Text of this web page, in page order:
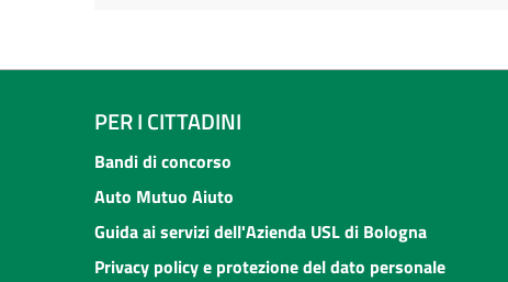
PER I CITTADINI
Bandi di concorso
Auto Mutuo Aiuto
Guida ai servizi dell'Azienda USL di Bologna
Privacy policy e protezione del dato personale